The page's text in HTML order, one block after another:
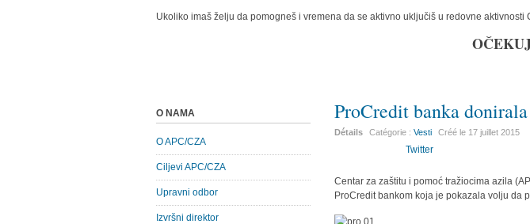
Ukoliko imaš želju da pomogneš i vremena da se aktivno uključiš u redovne
ProCredit banka
Détails Catégorie :Vesti Créé le 17 juillet 2015
Twitter
Centar za zaštitu i pomoć tražiocima azila
ProCredit bankom koja je pokazala volju da
O NAMA
O APC/CZA
Ciljevi APC/CZA
Upravni odbor
Izvršni direktor